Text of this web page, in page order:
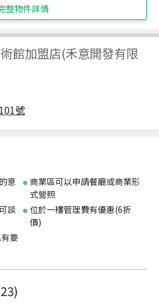
整物件詳情
館加盟店(禾意開發有限
號
意
商業區可以申請餐廳或商業形
式營照
談
位於一樓管理費有優惠(6折
價)
要
23)